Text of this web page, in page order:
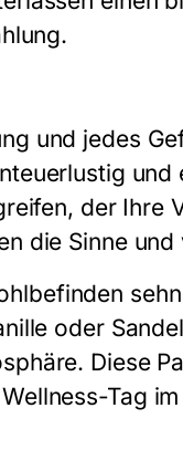
und jedes
der Ihre
die Sinne
oder
Diese
Tag im